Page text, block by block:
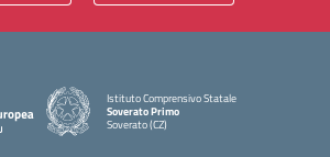
Istituto Comprensivo Statale
Soverato Primo
Soverato (CZ)